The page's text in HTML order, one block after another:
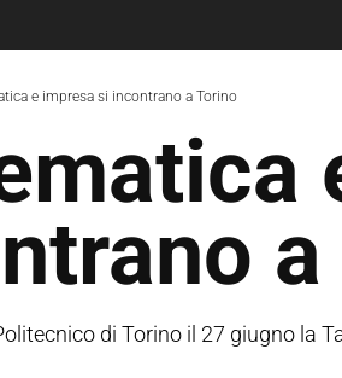
e impresa si incontrano a Torino
di Torino il 27 giugno la